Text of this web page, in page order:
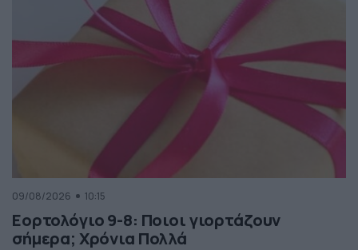
09/08/2026 10:15
Εορτολόγιο 9-8: Ποιοι γιορτάζουν
σήμερα; Χρόνια Πολλά